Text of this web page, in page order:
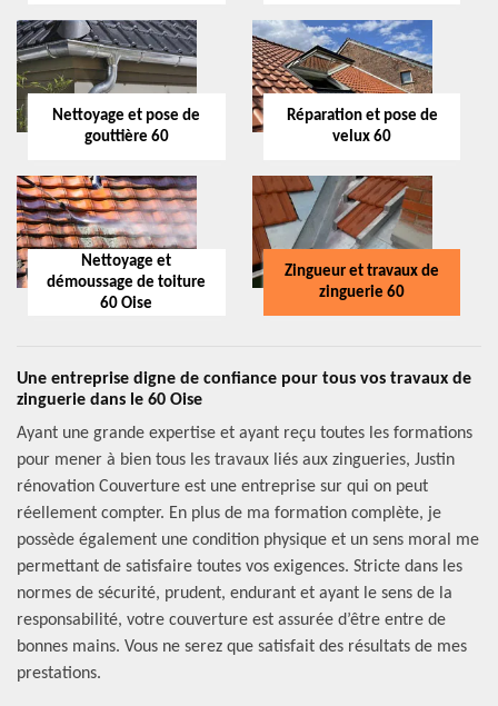
Nettoyage et pose de
gouttière 60
Réparation et pose de
velux 60
Nettoyage et
démoussage de toiture
60 Oise
Zingueur et travaux de
zinguerie 60
Une entreprise digne de confiance pour tous vos travaux de
zinguerie dans le 60 Oise
Ayant une grande expertise et ayant reçu toutes les formations
pour mener à bien tous les travaux liés aux zingueries, Justin
rénovation Couverture est une entreprise sur qui on peut
réellement compter. En plus de ma formation complète, je
possède également une condition physique et un sens moral me
permettant de satisfaire toutes vos exigences. Stricte dans les
normes de sécurité, prudent, endurant et ayant le sens de la
responsabilité, votre couverture est assurée d’être entre de
bonnes mains. Vous ne serez que satisfait des résultats de mes
prestations.